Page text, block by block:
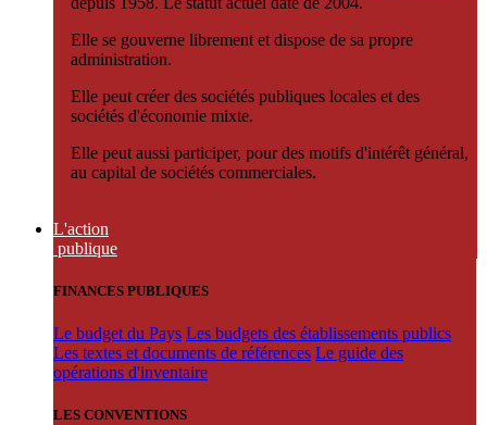
Elle se gouverne librement et dispose de sa propre
administration.
Elle peut créer des sociétés publiques locales et des
sociétés d'économie mixte.
Elle peut aussi participer, pour des motifs d'intérêt général,
au capital de sociétés commerciales.
L'action
publique
FINANCES PUBLIQUES
Le budget du Pays Les budgets des établissements publics
Les textes et documents de références Le guide des
opérations d'inventaire
LES CONVENTIONS